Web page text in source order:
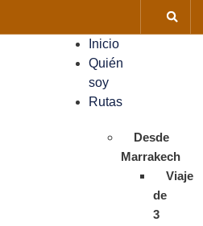
Inicio
Quién
soy
Rutas
Desde
Marrakech
Viaje
de
3